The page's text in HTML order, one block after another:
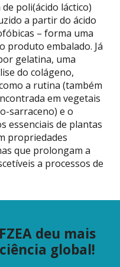
poli(ácido láctico)
a partir do ácido
– forma uma
produto embalado. Já
gelatina, uma
do colágeno,
a rutina (também
em vegetais
sarraceno) e o
essenciais de plantas
propriedades
que prolongam a
a processos de
deu mais
global!